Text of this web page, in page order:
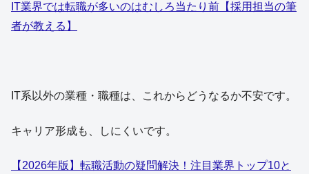
IT業界では転職が多いのはむしろ当たり前【採用担当の筆
者が教える】
IT系以外の業種・職種は、これからどうなるか不安です。
キャリア形成も、しにくいです。
【2026年版】転職活動の疑問解決！注目業界トップ10と